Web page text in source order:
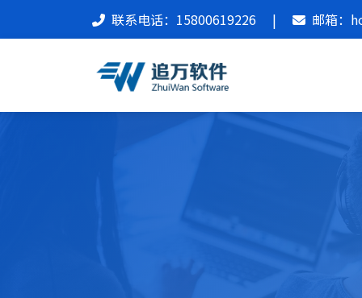
联系电话：15800619226 | 邮箱：